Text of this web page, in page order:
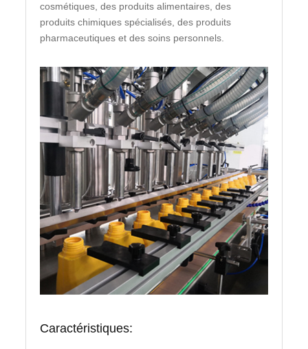
cosmétiques, des produits alimentaires, des
produits chimiques spécialisés, des produits
pharmaceutiques et des soins personnels.
Caractéristiques: